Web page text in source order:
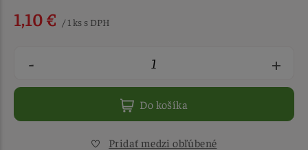
1,10 € / 1 ks s DPH
- +
Do košíka
Pridať medzi obľúbené